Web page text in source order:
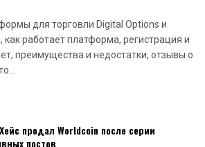
для торговли Digital Options и
работает платформа, регистрация и
преимущества и недостатки, отзывы о
продал Worldcoin после серии
постов